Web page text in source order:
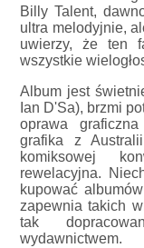
Billy Talent,
ultra melodyjnie,
uwierzy, że ten
wszystkie
Album jest
Ian D'Sa), brzmi
oprawa
grafika z
komiksowej
rewelacyjna.
kupować
zapewnia takich
tak
wydawnictwem.